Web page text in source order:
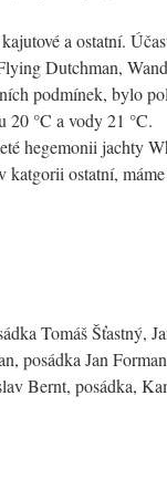
a ostatní.
Dutchman,
podmínek, bylo
20 °C a vody 21 °C.
hegemonii jachty
ostatní,
Tomáš Šťastný,
posádka Jan
Bernt, posádka,